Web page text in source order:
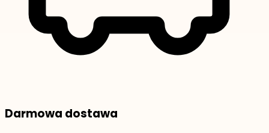
Darmowa dostawa